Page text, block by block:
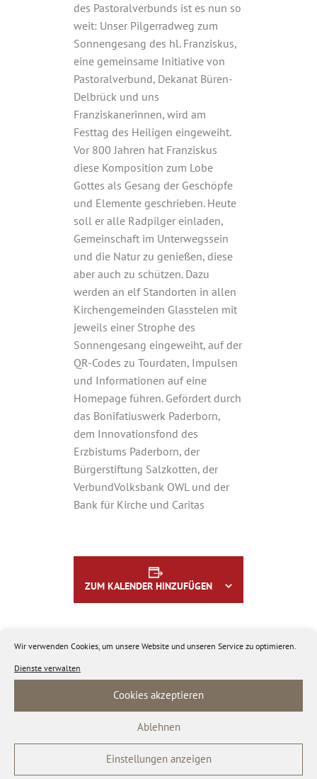
Wir verwenden Cookies, um unsere Website und unseren Service zu optimieren.
Dienste verwalten
Cookies akzeptieren
Ablehnen
Einstellungen anzeigen
des Pastoralverbunds ist es nun so
weit: Unser Pilgerradweg zum
Sonnengesang des hl. Franziskus,
eine gemeinsame Initiative von
Pastoralverbund, Dekanat Büren-
Delbrück und uns
Franziskanerinnen, wird am
Festtag des Heiligen eingeweiht.
Vor 800 Jahren hat Franziskus
diese Komposition zum Lobe
Gottes als Gesang der Geschöpfe
und Elemente geschrieben. Heute
soll er alle Radpilger einladen,
Gemeinschaft im Unterwegssein
und die Natur zu genießen, diese
aber auch zu schützen. Dazu
werden an elf Standorten in allen
Kirchengemeinden Glasstelen mit
jeweils einer Strophe des
Sonnengesang eingeweiht, auf der
QR-Codes zu Tourdaten, Impulsen
und Informationen auf eine
Homepage führen. Gefördert durch
das Bonifatiuswerk Paderborn,
dem Innovationsfond des
Erzbistums Paderborn, der
Bürgerstiftung Salzkotten, der
VerbundVolksbank OWL und der
Bank für Kirche und Caritas
ZUM KALENDER HINZUFÜGEN
Details
4. Oktober 2025